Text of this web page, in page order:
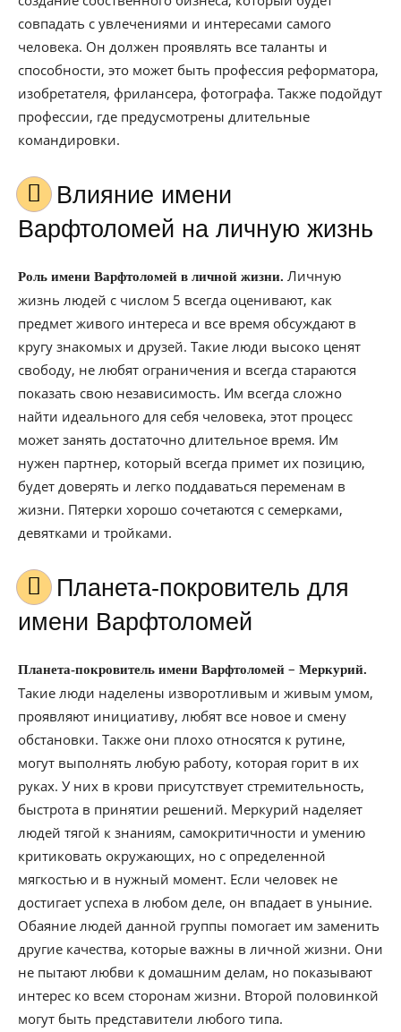
совпадать с увлечениями и интересами самого
человека. Он должен проявлять все таланты и
способности, это может быть профессия реформатора,
изобретателя, фрилансера, фотографа. Также подойдут
профессии, где предусмотрены длительные
командировки.
Влияние имени
Варфтоломей на личную жизнь
Роль имени Варфтоломей в личной жизни. Личную
жизнь людей с числом 5 всегда оценивают, как
предмет живого интереса и все время обсуждают в
кругу знакомых и друзей. Такие люди высоко ценят
свободу, не любят ограничения и всегда стараются
показать свою независимость. Им всегда сложно
найти идеального для себя человека, этот процесс
может занять достаточно длительное время. Им
нужен партнер, который всегда примет их позицию,
будет доверять и легко поддаваться переменам в
жизни. Пятерки хорошо сочетаются с семерками,
девятками и тройками.
Планета-покровитель для
имени Варфтоломей
Планета-покровитель имени Варфтоломей – Меркурий.
Такие люди наделены изворотливым и живым умом,
проявляют инициативу, любят все новое и смену
обстановки. Также они плохо относятся к рутине,
могут выполнять любую работу, которая горит в их
руках. У них в крови присутствует стремительность,
быстрота в принятии решений. Меркурий наделяет
людей тягой к знаниям, самокритичности и умению
критиковать окружающих, но с определенной
мягкостью и в нужный момент. Если человек не
достигает успеха в любом деле, он впадает в уныние.
Обаяние людей данной группы помогает им заменить
другие качества, которые важны в личной жизни. Они
не пытают любви к домашним делам, но показывают
интерес ко всем сторонам жизни. Второй половинкой
могут быть представители любого типа.